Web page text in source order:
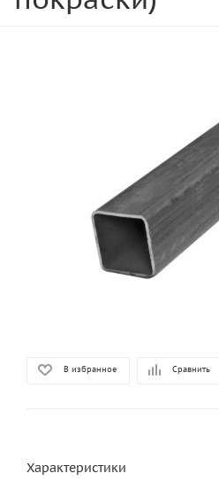
В избранное Сравнить
Характеристики